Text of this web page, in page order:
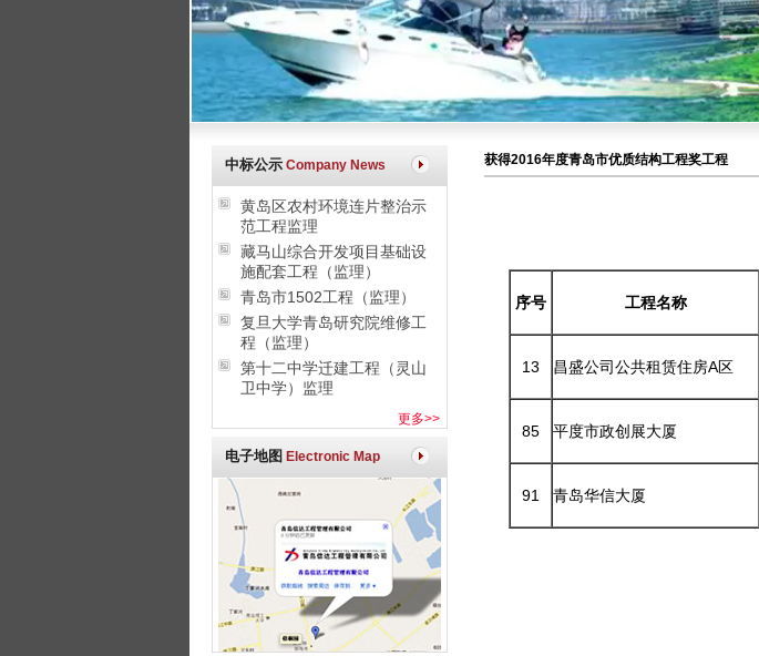
中标公示 Company News
黄岛区农村环境连片整治示
范工程监理
藏马山综合开发项目基础设
施配套工程（监理）
青岛市1502工程（监理）
复旦大学青岛研究院维修工
程（监理）
第十二中学迁建工程（灵山
卫中学）监理
更多>>
电子地图 Electronic Map
获得2016年度青岛市优质结构工程奖工程
序号 工程名称
13 昌盛公司公共租赁住房A区
85 平度市政创展大厦
91 青岛华信大厦